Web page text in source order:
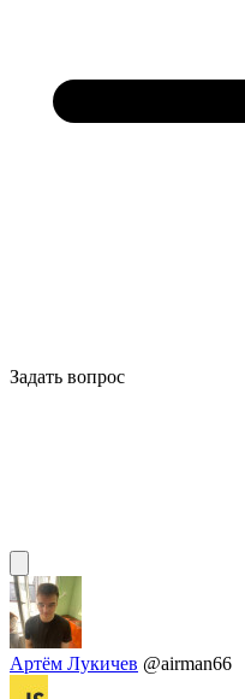
Задать вопрос
Артём Лукичев @airman66